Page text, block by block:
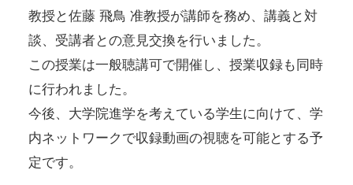
教授と佐藤 飛鳥 准教授が講師を務め、講義と対
談、受講者との意見交換を行いました。
この授業は一般聴講可で開催し、授業収録も同時
に行われました。
今後、大学院進学を考えている学生に向けて、学
内ネットワークで収録動画の視聴を可能とする予
定です。